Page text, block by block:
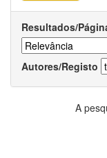
Resultados/
Autores/Registo
A